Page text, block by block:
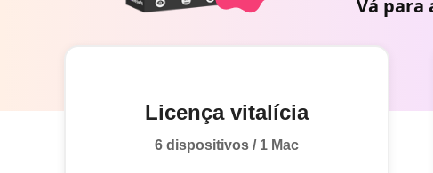
Vá para
Licença vitalícia
6 dispositivos / 1 Mac